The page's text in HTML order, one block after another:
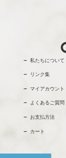
私たちについて
リンク集
マイアカウント
よくあるご質問
お支払方法
カート